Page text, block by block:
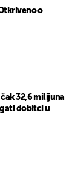
o
32,6 milijuna
dobitci u